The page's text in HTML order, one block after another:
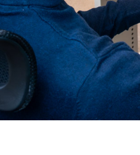
September 13, 2024